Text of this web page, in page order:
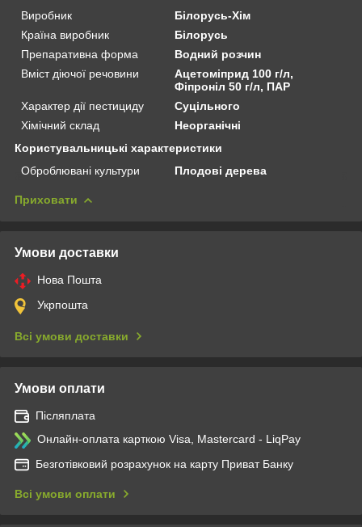
Виробник
Білорусь-Хім
Країна виробник
Білорусь
Препаративна форма
Водний розчин
Вміст діючої речовини
Ацетоміприд 100 г/л,
Фіпроніл 50 г/л, ПАР
Характер дії пестициду
Суцільного
Хімічний склад
Неорганічні
Користувальницькі характеристики
Оброблювані культури
Плодові дерева
Приховати
Умови доставки
Нова Пошта
Укрпошта
Всі умови доставки
Умови оплати
Післяплата
Онлайн-оплата карткою Visa, Mastercard - LiqPay
Безготівковий розрахунок на карту Приват Банку
Всі умови оплати